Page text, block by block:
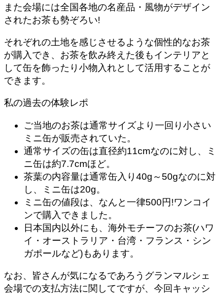
また会場には全国各地の名産品・風物がデザイン
されたお茶も勢ぞろい!
それぞれの土地を感じさせるような個性的なお茶
が購入でき、お茶を飲み終えた後もインテリアと
して缶を飾ったり小物入れとして活用することが
できます。
私の過去の体験レポ
ご当地のお茶は通常サイズより一回り小さい
ミニ缶が販売されていた。
通常サイズの缶は直径約11cmなのに対し、ミ
ニ缶は約7.7cmほど。
茶葉の内容量は通常缶入り40g～50gなのに対
し、ミニ缶は20g。
ミニ缶の値段は、なんと一律500円!ワンコイ
ンで購入できました。
日本国内以外にも、海外モチーフのお茶(ハワ
イ・オーストラリア・台湾・フランス・シン
ガポールなど)もあります。
なお、皆さんが気になるであろうグランマルシェ
会場での支払方法に関してですが、今回キャッシ